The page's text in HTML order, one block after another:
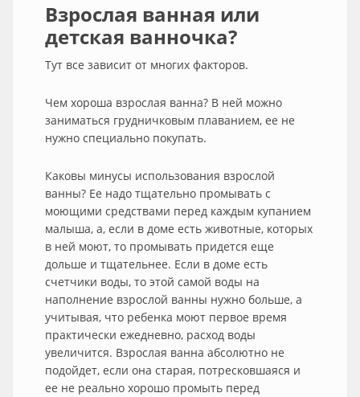
Взрослая ванная или
детская ванночка?
Тут все зависит от многих факторов.
Чем хороша взрослая ванна? В ней можно
заниматься грудничковым плаванием, ее не
нужно специально покупать.
Каковы минусы использования взрослой
ванны? Ее надо тщательно промывать с
моющими средствами перед каждым купанием
малыша, а, если в доме есть животные, которых
в ней моют, то промывать придется еще
дольше и тщательнее. Если в доме есть
счетчики воды, то этой самой воды на
наполнение взрослой ванны нужно больше, а
учитывая, что ребенка моют первое время
практически ежедневно, расход воды
увеличится. Взрослая ванна абсолютно не
подойдет, если она старая, потресковшаяся и
ее не реально хорошо промыть перед